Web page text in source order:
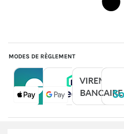
MODES DE RÈGLEMENT